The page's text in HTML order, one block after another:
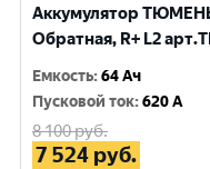
Аккумулятор
Обратная, R+ L2
Емкость:64 Ач
Пусковой ток:620 A
8 100руб.
7 524 руб.